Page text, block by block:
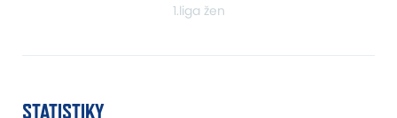
1.liga žen
STATISTIKY